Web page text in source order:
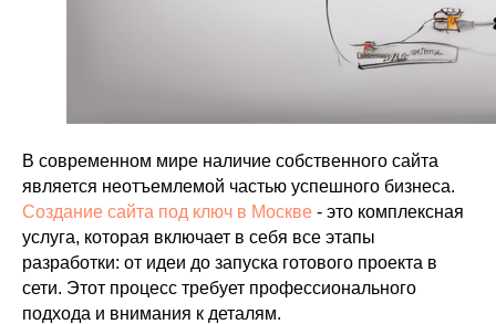
В современном мире наличие собственного сайта
является неотъемлемой частью успешного бизнеса.
Создание сайта под ключ в Москве - это комплексная
услуга, которая включает в себя все этапы
разработки: от идеи до запуска готового проекта в
сети. Этот процесс требует профессионального
подхода и внимания к деталям.